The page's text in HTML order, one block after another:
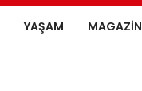
YAŞAM MAGAZIN